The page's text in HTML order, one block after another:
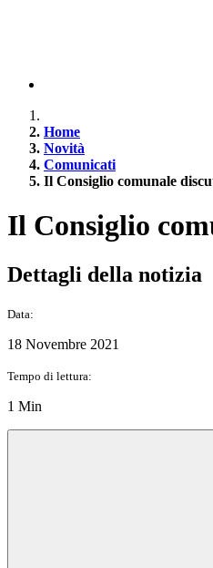
Home
Novità
Comunicati
Il Consiglio comunale
Il Consiglio
Dettagli della notizia
Data:
18 Novembre 2021
Tempo di lettura:
1 Min